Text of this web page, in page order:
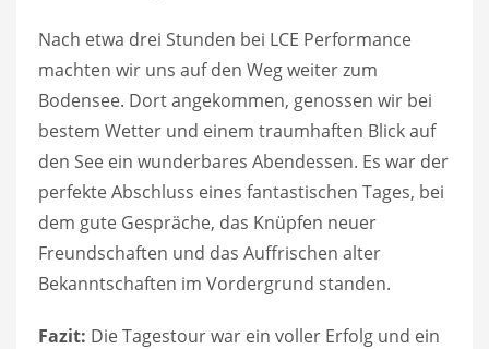
Nach etwa drei Stunden bei LCE Performance
machten wir uns auf den Weg weiter zum
Bodensee. Dort angekommen, genossen wir bei
bestem Wetter und einem traumhaften Blick auf
den See ein wunderbares Abendessen. Es war der
perfekte Abschluss eines fantastischen Tages, bei
dem gute Gespräche, das Knüpfen neuer
Freundschaften und das Auffrischen alter
Bekanntschaften im Vordergrund standen.
Fazit: Die Tagestour war ein voller Erfolg und ein